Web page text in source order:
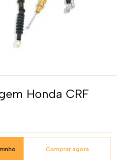
Honda CRF
Comprar agora